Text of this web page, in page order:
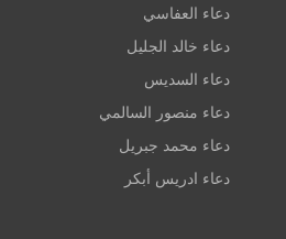
دعاء العفاسي
دعاء خالد الجليل
دعاء السديس
دعاء منصور السالمي
دعاء محمد جبريل
دعاء ادريس أبكر